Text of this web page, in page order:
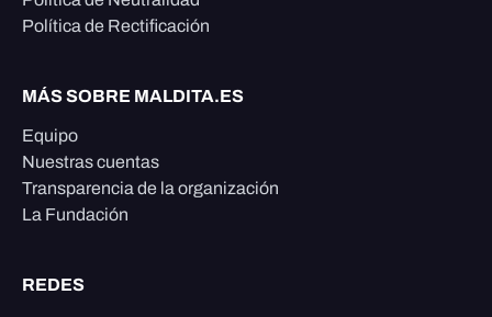
Política de Rectificación
MÁS SOBRE MALDITA.ES
Equipo
Nuestras cuentas
Transparencia de la organización
La Fundación
REDES